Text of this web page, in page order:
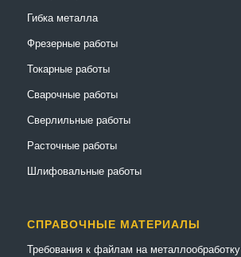
Гибка металла
Фрезерные работы
Токарные работы
Сварочные работы
Сверлильные работы
Расточные работы
Шлифовальные работы
СПРАВОЧНЫЕ МАТЕРИАЛЫ
Требования к файлам на металлообработку